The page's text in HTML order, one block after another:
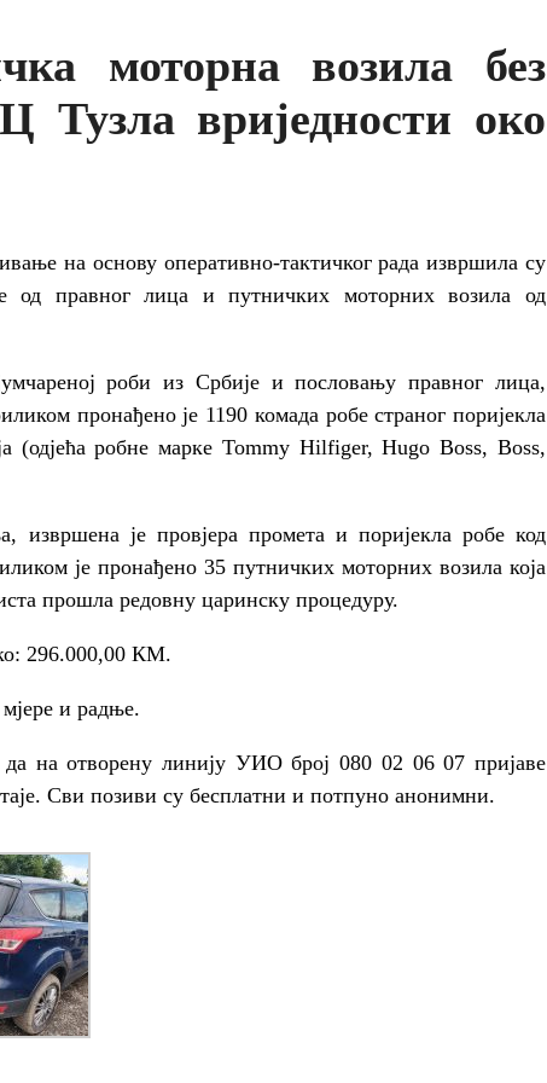
моторна возила без
Тузла вриједности око
на основу оперативно-тактичког рада извршила су
од правног лица и путничких моторних возила од
роби из Србије и пословању правног лица,
пронађено је 1190 комада робе страног поријекла
(одјећа робне марке Tommy Hilfiger, Hugo Boss, Boss,
извршена је провјера промета и поријекла робе код
је пронађено 35 путничких моторних возила која
прошла редовну царинску процедуру.
296.000,00 КМ.
и радње.
на отворену линију УИО број 080 02 06 07 пријаве
Сви позиви су бесплатни и потпуно анонимни.